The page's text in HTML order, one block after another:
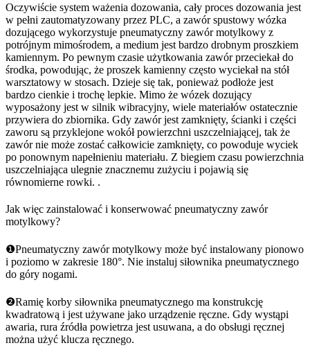
Oczywiście system ważenia dozowania, cały proces dozowania jest
w pełni zautomatyzowany przez PLC, a zawór spustowy wózka
dozującego wykorzystuje pneumatyczny zawór motylkowy z
potrójnym mimośrodem, a medium jest bardzo drobnym proszkiem
kamiennym. Po pewnym czasie użytkowania zawór przeciekał do
środka, powodując, że proszek kamienny często wyciekał na stół
warsztatowy w stosach. Dzieje się tak, ponieważ podłoże jest
bardzo cienkie i trochę lepkie. Mimo że wózek dozujący
wyposażony jest w silnik wibracyjny, wiele materiałów ostatecznie
przywiera do zbiornika. Gdy zawór jest zamknięty, ścianki i części
zaworu są przyklejone wokół powierzchni uszczelniającej, tak że
zawór nie może zostać całkowicie zamknięty, co powoduje wyciek
po ponownym napełnieniu materiału. Z biegiem czasu powierzchnia
uszczelniająca ulegnie znacznemu zużyciu i pojawią się
równomierne rowki. .
Jak więc zainstalować i konserwować pneumatyczny zawór
motylkowy?
❶Pneumatyczny zawór motylkowy może być instalowany pionowo
i poziomo w zakresie 180°. Nie instaluj siłownika pneumatycznego
do góry nogami.
❷Ramię korby siłownika pneumatycznego ma konstrukcję
kwadratową i jest używane jako urządzenie ręczne. Gdy wystąpi
awaria, rura źródła powietrza jest usuwana, a do obsługi ręcznej
można użyć klucza ręcznego.